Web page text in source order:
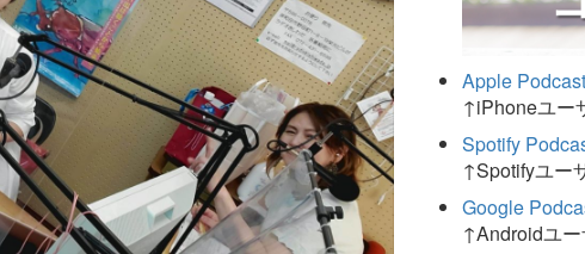
Apple Podcast
↑iPhoneユー
Spotify
↑Spotifyユー
Google
↑Androidユ